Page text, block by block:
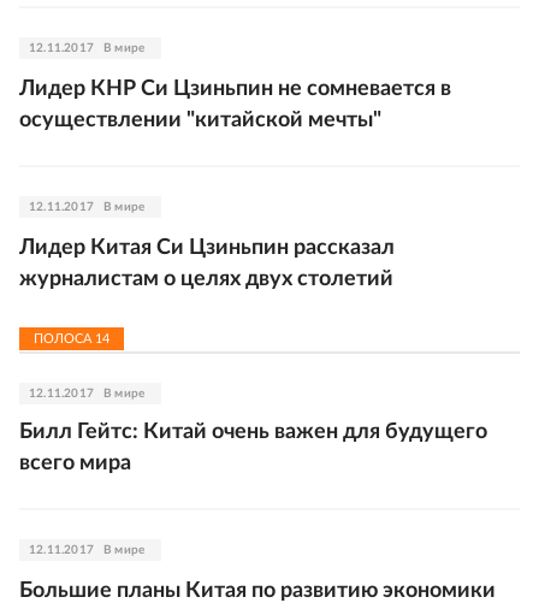
12.11.2017 В мире
Лидер КНР Си Цзиньпин не сомневается в
осуществлении "китайской мечты"
12.11.2017 В мире
Лидер Китая Си Цзиньпин рассказал
журналистам о целях двух столетий
ПОЛОСА 14
12.11.2017 В мире
Билл Гейтс: Китай очень важен для будущего
всего мира
12.11.2017 В мире
Большие планы Китая по развитию экономики